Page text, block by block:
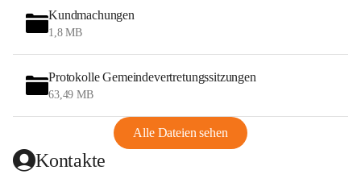
Kundmachungen
1,8 MB
Protokolle Gemeindevertretungssitzungen
63,49 MB
Alle Dateien sehen
Kontakte